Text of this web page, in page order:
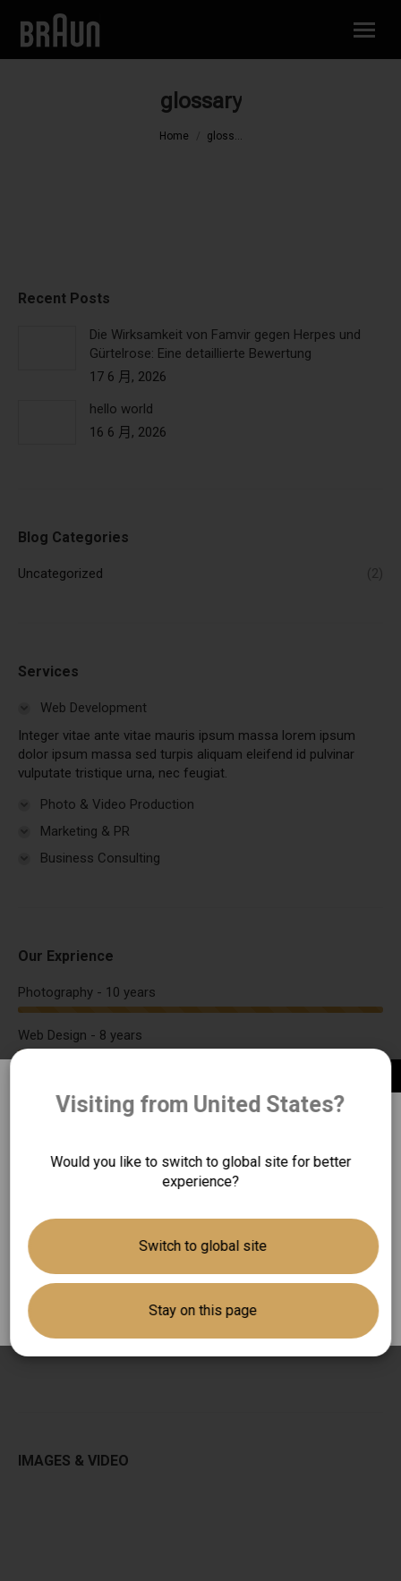
glossary
You are here:
Home gloss...
Recent Posts
Die Wirksamkeit von Famvir gegen Herpes und
Gürtelrose: Eine detaillierte Bewertung
17 6 月, 2026
hello world
16 6 月, 2026
Blog Categories
Uncategorized (2)
Services
Web Development
Integer vitae ante vitae mauris ipsum massa lorem ipsum
dolor ipsum massa sed turpis aliquam eleifend id pulvinar
vulputate tristique urna, nec feugiat.
Photo & Video Production
Marketing & PR
Business Consulting
Our Exprience
Photography - 10 years
Web Design - 8 years
Consulting - 5 years
POST TYPES BASED
IMAGES & VIDEO
恆隆行貿易股份有限公司為百靈體溫計於台灣
唯一總代理。購買平行輸入百靈體溫計是無法
有關百靈體溫計於台灣的銷售及售後服務，歡
將有專員替您服務。
Visiting from United States?
Would you like to switch to global site for better
experience?
Switch to global site
Stay on this page